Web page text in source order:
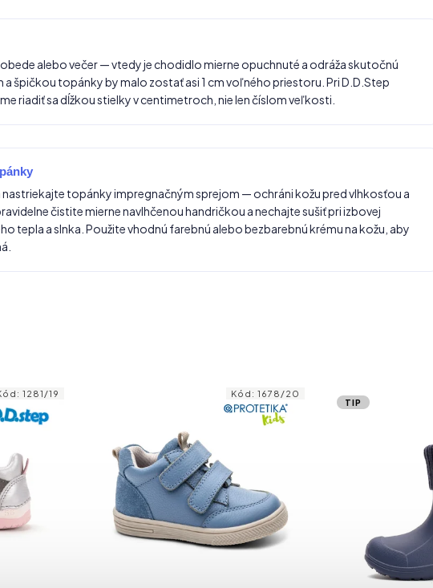
alebo večer — vtedy je chodidlo mierne opuchnuté a odráža skutočnú
špičkou topánky by malo zostať asi 1 cm voľného priestoru. Pri D.D.Step
riadiť sa dĺžkou stielky v centimetroch, nie len číslom veľkosti.
nastriekajte topánky impregnačným sprejom — ochráni kožu pred vlhkosťou a
čistite mierne navlhčenou handričkou a nechajte sušiť pri izbovej
tepla a slnka. Použite vhodnú farebnú alebo bezbarebnú krému na kožu, aby
1281/19 Kód: 1678/20
TIP